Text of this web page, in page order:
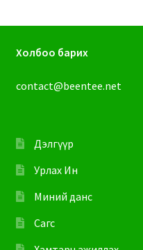
Холбоо барих
contact@beentee.net
Дэлгүүр
Урлах Ин
Миний данс
Сагс